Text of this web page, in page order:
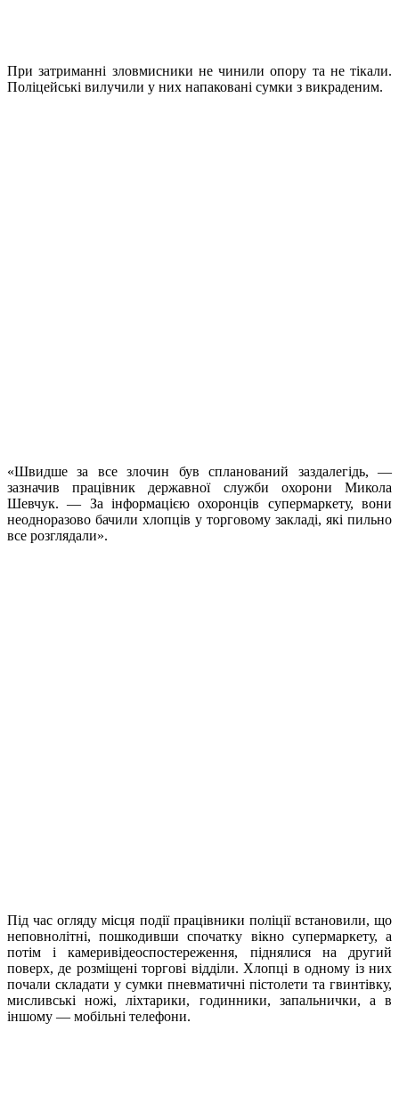
При затриманні зловмисники не чинили опору та не тікали.
Поліцейські вилучили у них напаковані сумки з викраденим.
«Швидше за все злочин був спланований заздалегідь, —
зазначив працівник державної служби охорони Микола
Шевчук. — За інформацією охоронців супермаркету, вони
неодноразово бачили хлопців у торговому закладі, які пильно
все розглядали».
Під час огляду місця події працівники поліції встановили, що
неповнолітні, пошкодивши спочатку вікно супермаркету, а
потім і камеривідеоспостереження, піднялися на другий
поверх, де розміщені торгові відділи. Хлопці в одному із них
почали складати у сумки пневматичні пістолети та гвинтівку,
мисливські ножі, ліхтарики, годинники, запальнички, а в
іншому — мобільні телефони.